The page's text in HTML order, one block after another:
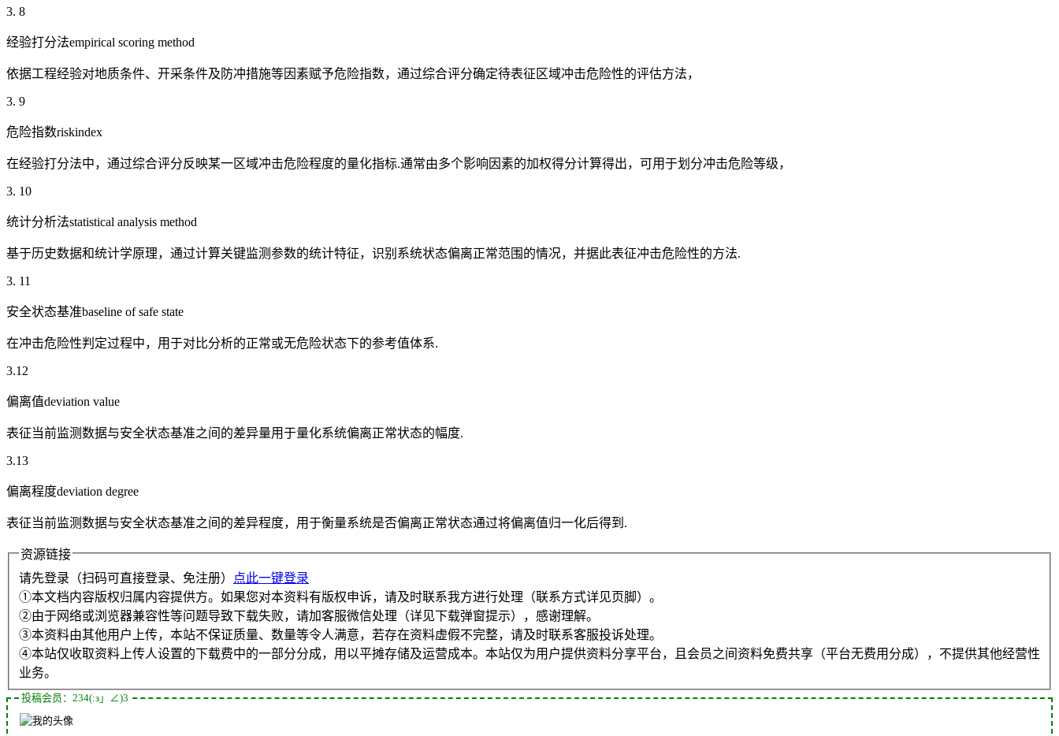
3. 8
经验打分法empirical scoring method
依据工程经验对地质条件、开采条件及防冲措施等因素赋予危险指数，通过综合评分确定待表征区域冲击危险性的评估方法，
3. 9
危险指数riskindex
在经验打分法中，通过综合评分反映某一区域冲击危险程度的量化指标.通常由多个影响因素的加权得分计算得出，可用于划分冲击危险等级，
3. 10
统计分析法statistical analysis method
基于历史数据和统计学原理，通过计算关键监测参数的统计特征，识别系统状态偏离正常范围的情况，并据此表征冲击危险性的方法.
3. 11
安全状态基准baseline of safe state
在冲击危险性判定过程中，用于对比分析的正常或无危险状态下的参考值体系.
3.12
偏离值deviation value
表征当前监测数据与安全状态基准之间的差异量用于量化系统偏离正常状态的幅度.
3.13
偏离程度deviation degree
表征当前监测数据与安全状态基准之间的差异程度，用于衡量系统是否偏离正常状态通过将偏离值归一化后得到.
资源链接
请先登录（扫码可直接登录、免注册）
点此一键登录
①本文档内容版权归属内容提供方。如果您对本资料有版权申诉，请及时联系我方进行处理（联系方式详见页脚）。
②由于网络或浏览器兼容性等问题导致下载失败，请加客服微信处理（详见下载弹窗提示），感谢理解。
③本资料由其他用户上传，本站不保证质量、数量等令人满意，若存在资料虚假不完整，请及时联系客服投诉处理。
④本站仅收取资料上传人设置的下载费中的一部分分成，用以平摊存储及运营成本。本站仅为用户提供资料分享平台，且会员之间资料免费共享（平台无费用分成），不提供其他经营性
业务。
投稿会员：234(:з」∠)3